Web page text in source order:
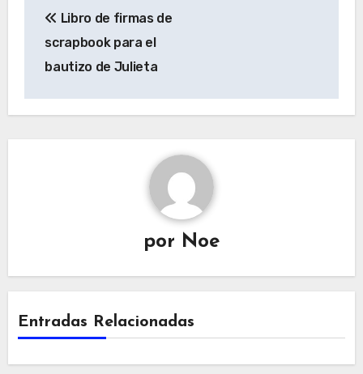
de
entradas
Libro de firmas de
scrapbook para el
bautizo de Julieta
por Noe
Entradas Relacionadas